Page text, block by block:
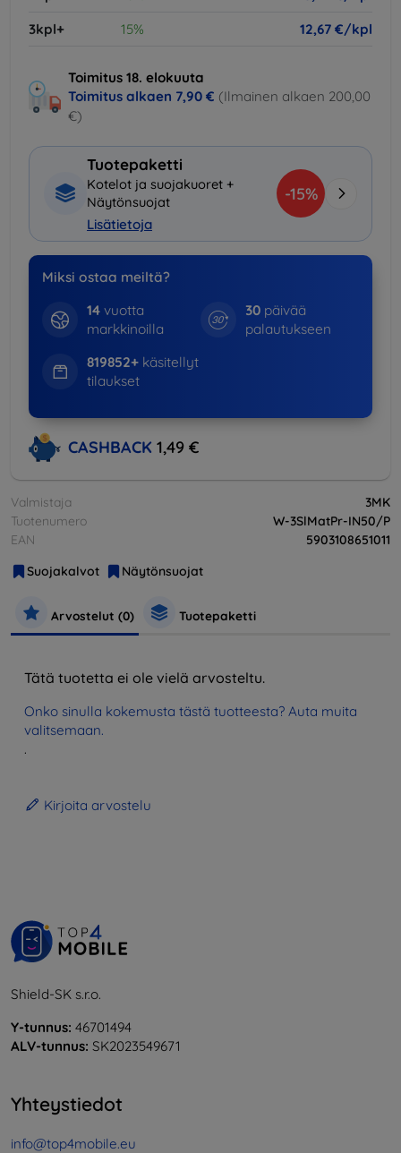
3kpl+
15% 12,67 €/kpl
Toimitus 18. elokuuta
Toimitus alkaen 7,90 € (Ilmainen alkaen 200,00
€)
Tuotepaketti
Kotelot ja suojakuoret +
Näytönsuojat
Lisätietoja
-15%
Miksi ostaa meiltä?
14vuotta
markkinoilla
30 päivää
palautukseen
819852+käsitellyt
tilaukset
CASHBACK 1,49 €
Valmistaja
3MK
Tuotenumero
W-3SlMatPr-IN50/P
EAN
5903108651011
Suojakalvot
Näytönsuojat
Arvostelut (0) Tuotepaketti
Tätä tuotetta ei ole vielä arvosteltu.
Onko sinulla kokemusta tästä tuotteesta? Auta muita
valitsemaan.
.
Kirjoita arvostelu
Shield-SK s.r.o.
Y-tunnus: 46701494
ALV-tunnus: SK2023549671
Yhteystiedot
info@top4mobile.eu